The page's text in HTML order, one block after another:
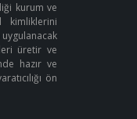
kurum ve
kimliklerini
üretir ve
hazır ve
ön